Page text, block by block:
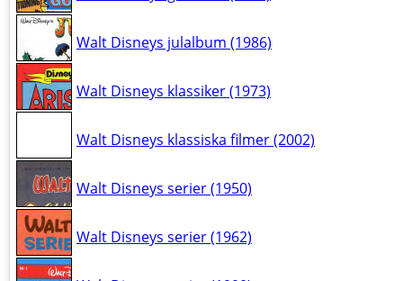
Walt Disneys julalbum (1986)
Walt Disneys klassiker (1973)
Walt Disneys klassiska filmer (2002)
Walt Disneys serier (1950)
Walt Disneys serier (1962)